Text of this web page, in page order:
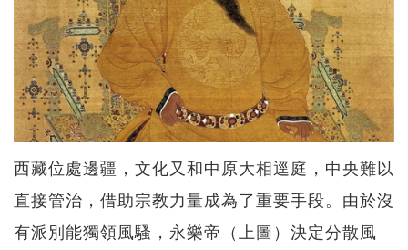
西藏位處邊疆，文化又和中原大相逕庭，中央難以
直接管治，借助宗教力量成為了重要手段。由於沒
有派別能獨領風騷，永樂帝（上圖）決定分散風